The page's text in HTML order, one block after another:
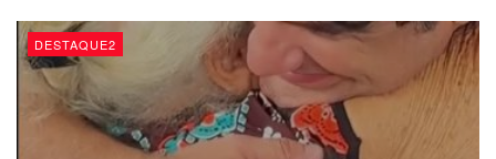
DESTAQUE2